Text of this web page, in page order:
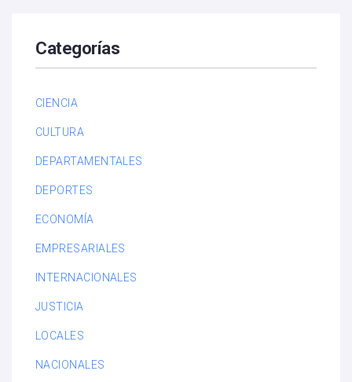
Categorías
CIENCIA
CULTURA
DEPARTAMENTALES
DEPORTES
ECONOMÍA
EMPRESARIALES
INTERNACIONALES
JUSTICIA
LOCALES
NACIONALES